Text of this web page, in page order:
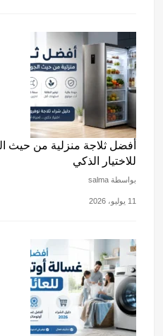
أفضل ثلاجة منزلية من حيث
للاختيار الذكي
بواسطة salma
11 يوليو، 2026